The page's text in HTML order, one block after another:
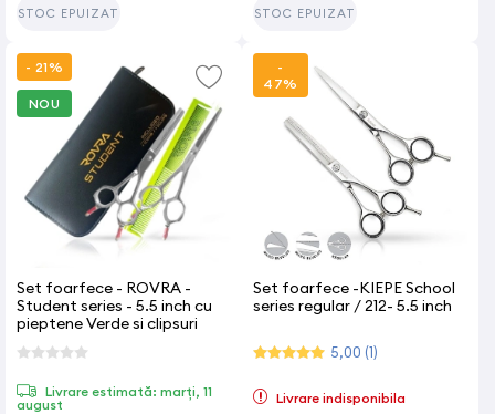
STOC EPUIZAT STOC EPUIZAT
- 21%
NOU
Set foarfece - ROVRA -
Student series - 5.5 inch cu
pieptene Verde si clipsuri
Livrare estimată: marți, 11
august
-
47%
Set foarfece -KIEPE School
series regular / 212- 5.5 inch
5,00 (1)
Livrare indisponibila